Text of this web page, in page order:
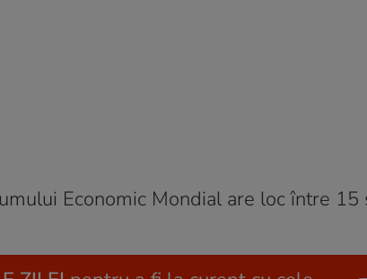
Economic Mondial are loc între